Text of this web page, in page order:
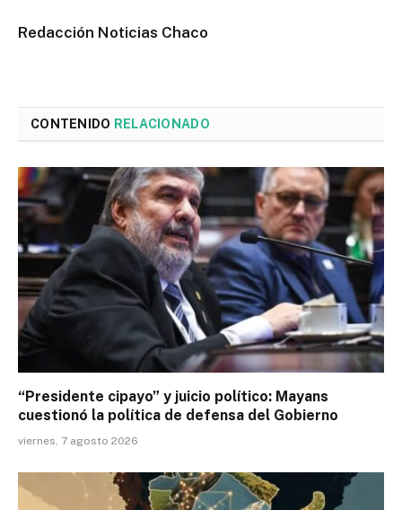
Redacción Noticias Chaco
CONTENIDO RELACIONADO
“Presidente cipayo” y juicio político: Mayans
cuestionó la política de defensa del Gobierno
viernes, 7 agosto 2026